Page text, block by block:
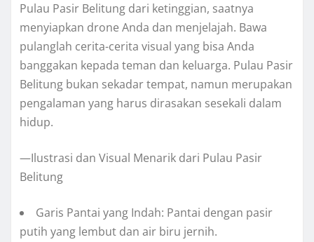
Pulau Pasir Belitung dari ketinggian, saatnya
menyiapkan drone Anda dan menjelajah. Bawa
pulanglah cerita-cerita visual yang bisa Anda
banggakan kepada teman dan keluarga. Pulau Pasir
Belitung bukan sekadar tempat, namun merupakan
pengalaman yang harus dirasakan sesekali dalam
hidup.
—Ilustrasi dan Visual Menarik dari Pulau Pasir
Belitung
Garis Pantai yang Indah: Pantai dengan pasir
putih yang lembut dan air biru jernih.